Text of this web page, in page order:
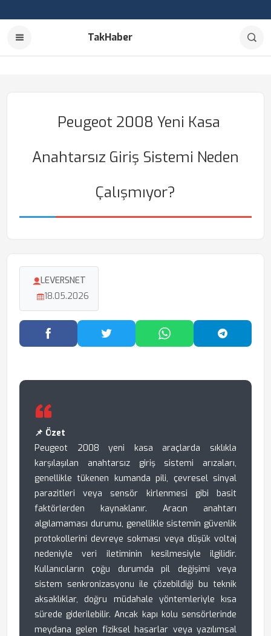
TakHaber
Peugeot 2008 Yeni Kasa
Anahtarsız Giriş Sistemi Neden
Çalışmıyor?
LEVERSNET
18.05.2026
Facebook'ta PaylaşTwitter'da PaylaşWhatsApp'ta Paylaş
📌 Özet
Peugeot 2008 yeni kasa araçlarda sıklıkla
karşılaşılan anahtarsız giriş sistemi arızaları,
genellikle tükenen kumanda pili, çevresel sinyal
parazitleri veya sensör kirlenmesi gibi basit
faktörlerden kaynaklanır. Aracın anahtarı
algılamaması durumu, genellikle sistemin güvenlik
protokollerini devreye sokması veya düşük voltaj
nedeniyle veri iletiminin kesilmesiyle ilgilidir.
Kullanıcıların çoğu durumda pil değişimi veya
sistem senkronizasyonu ile çözebildiği bu teknik
aksaklıklar, doğru müdahale yöntemleriyle kısa
sürede giderilebilir. Ancak kapı kolu sensörlerinde
meydana gelen fiziksel hasarlar veya yazılımsal